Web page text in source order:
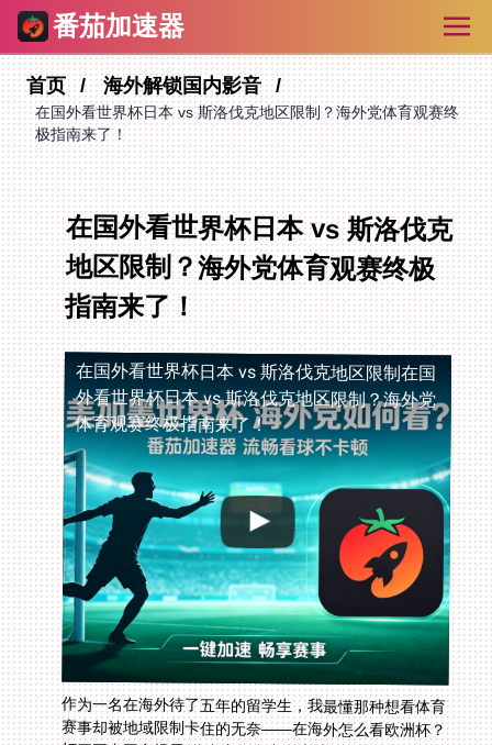
番茄加速器
首页 海外解锁国内影音
在国外看世界杯日本 vs 斯洛伐克地区限制？海外党体育观赛终
极指南来了！
在国外看世界杯日本 vs 斯洛伐克
地区限制？海外党体育观赛终极
指南来了！
在国外看世界杯日本 vs 斯洛伐克地区限制在国
外看世界杯日本 vs 斯洛伐克地区限制？海外党
体育观赛终极指南来了！
作为一名在海外待了五年的留学生，我最懂那种想看体育
赛事却被地域限制卡住的无奈——在海外怎么看欧洲杯？
打开国内平台提示“此内容仅在中国大陆地区可用”；在国
外看世界杯日本 vs 斯洛伐克时，画面加载半天还是一片
空白；甚至在泰国旅游时，想通过CCTV5看世界杯中文
解说，却弹出“当前IP受限制”的提示。这些问题的根源，
都是国内流媒体平台的地域版权保护，把海外IP拒之门
外。不过别担心，这篇指南会教你如何用回国加速器突破
限制，流畅观看NBA、足球等赛事，还能听到熟悉的中文